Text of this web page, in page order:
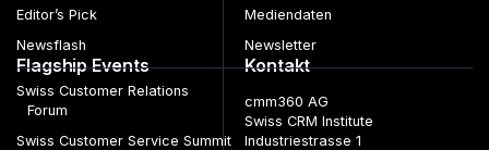
Editor’s Pick
Newsflash
Mediendaten
Newsletter
Flagship Events
Swiss Customer Relations
Forum
Swiss Customer Service Summit
Kontakt
cmm360 AG
Swiss CRM Institute
Industriestrasse 1